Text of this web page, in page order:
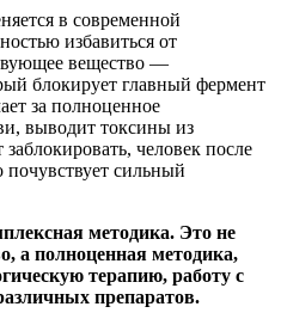
в современной
избавиться от
вещество —
блокирует главный фермент
за полноценное
выводит токсины из
человек после
сильный
методика. Это не
а полноценная методика,
терапию, работу с
препаратов.